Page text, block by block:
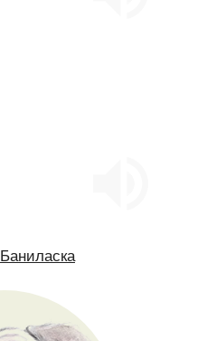
Баниласка